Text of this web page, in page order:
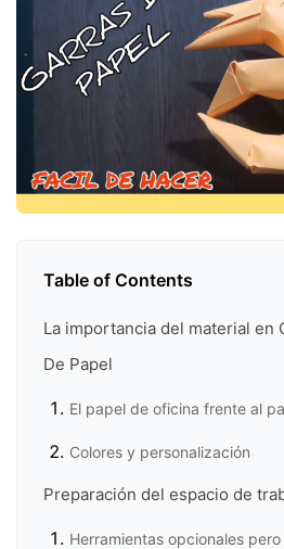
Table of Contents
La importancia del material en
De Papel
El papel de oficina frente al
Colores y personalización
Preparación del espacio de
Herramientas opcionales